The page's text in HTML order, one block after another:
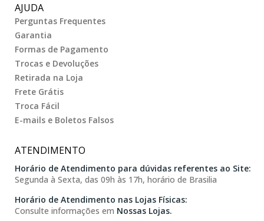
AJUDA
Perguntas Frequentes
Garantia
Formas de Pagamento
Trocas e Devoluções
Retirada na Loja
Frete Grátis
Troca Fácil
E-mails e Boletos Falsos
ATENDIMENTO
Horário de Atendimento para dúvidas referentes ao Site:
Segunda à Sexta, das 09h às 17h, horário de Brasilia
Horário de Atendimento nas Lojas Físicas:
Consulte informações em Nossas Lojas.